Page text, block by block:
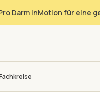
Darm InMotion für eine
Fachkreise